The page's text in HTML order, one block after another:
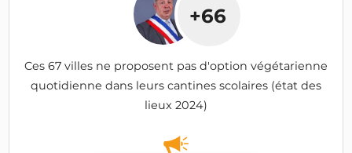
+66
Ces 67 villes ne proposent pas d'option végétarienne
quotidienne dans leurs cantines scolaires (état des
lieux 2024)